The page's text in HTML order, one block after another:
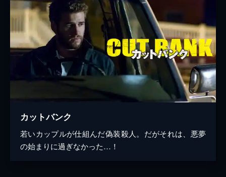
カットバンク
若いカップルが仕組んだ偽装殺人。だがそれは、悪夢
の始まりに過ぎなかった…！